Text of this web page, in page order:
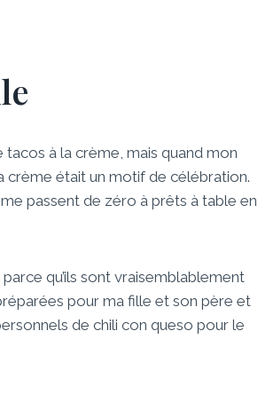
tacos à la crème, mais quand mon
crème était un motif de célébration.
passent de zéro à prêts à table en
qu’ils sont vraisemblablement
pour ma fille et son père et
de chili con queso pour le